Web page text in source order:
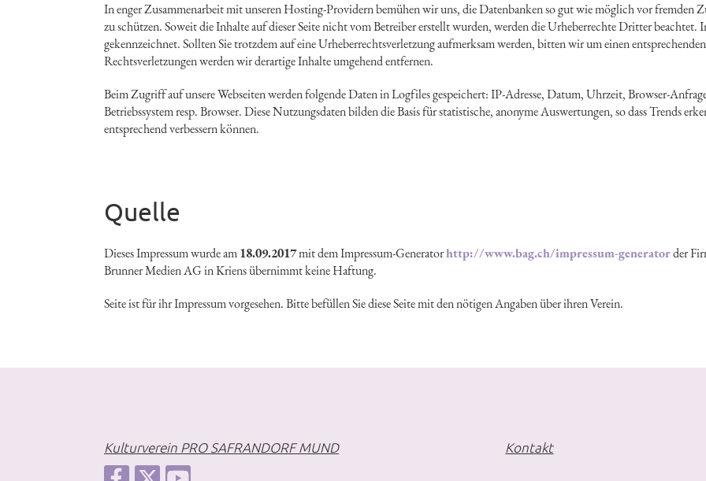
In enger Zusammenarbeit mit unseren Hosting-Providern bemühen wir uns, die Datenbanken so gut wie möglich vor fremden
zu schützen. Soweit die Inhalte auf dieser Seite nicht vom Betreiber erstellt wurden, werden die Urheberrechte Dritter beachtet.
gekennzeichnet. Sollten Sie trotzdem auf eine Urheberrechtsverletzung aufmerksam werden, bitten wir um einen
Rechtsverletzungen werden wir derartige Inhalte umgehend entfernen.
Beim Zugriff auf unsere Webseiten werden folgende Daten in Logfiles gespeichert: IP-Adresse, Datum, Uhrzeit, Browser-
Betriebssystem resp. Browser. Diese Nutzungsdaten bilden die Basis für statistische, anonyme Auswertungen, so dass Trends
entsprechend verbessern können.
Quelle
Dieses Impressum wurde am18.09.2017mit dem Impressum-Generatorhttp://www.bag.ch/impressum-generatorder
Brunner Medien AG in Kriens übernimmt keine Haftung.
Seite ist für ihr Impressum vorgesehen. Bitte befüllen Sie diese Seite mit den nötigen Angaben über ihren Verein.
Kulturverein PRO SAFRANDORF MUND Kontakt